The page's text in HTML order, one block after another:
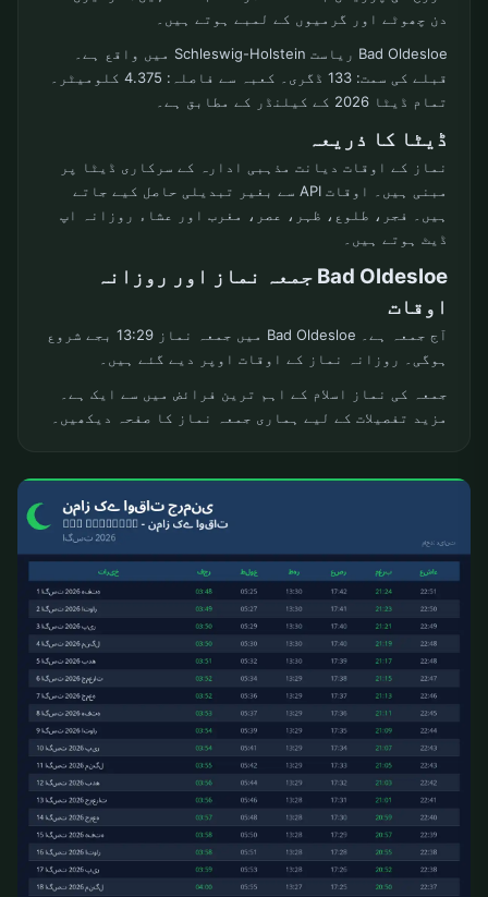
دن چھوٹے اور گرمیوں کے لمبے ہوتے ہیں۔
Bad Oldesloe ریاست Schleswig-Holstein میں واقع ہے۔
قبلے کی سمت: 133 ڈگری۔ کعبہ سے فاصلہ: 4.375 کلومیٹر۔
تمام ڈیٹا 2026 کے کیلنڈر کے مطابق ہے۔
ڈیٹا کا ذریعہ
نماز کے اوقات دیانت مذہبی ادارہ کے سرکاری ڈیٹا پر
مبنی ہیں۔ اوقات API سے بغیر تبدیلی حاصل کیے جاتے
ہیں۔ فجر، طلوع، ظہر، عصر، مغرب اور عشاء روزانہ اپ
ڈیٹ ہوتے ہیں۔
Bad Oldesloe جمعہ نماز اور روزانہ
اوقات
آج جمعہ ہے۔ Bad Oldesloe میں جمعہ نماز 13:29 بجے شروع
ہوگی۔ روزانہ نماز کے اوقات اوپر دیے گئے ہیں۔
جمعہ کی نماز اسلام کے اہم ترین فرائض میں سے ایک ہے۔
مزید تفصیلات کے لیے ہماری جمعہ نماز کا صفحہ دیکھیں۔